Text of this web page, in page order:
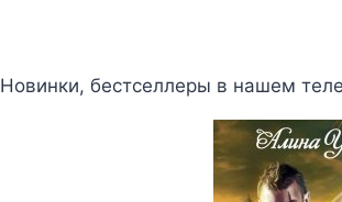
Новинки, бестселлеры в нашем